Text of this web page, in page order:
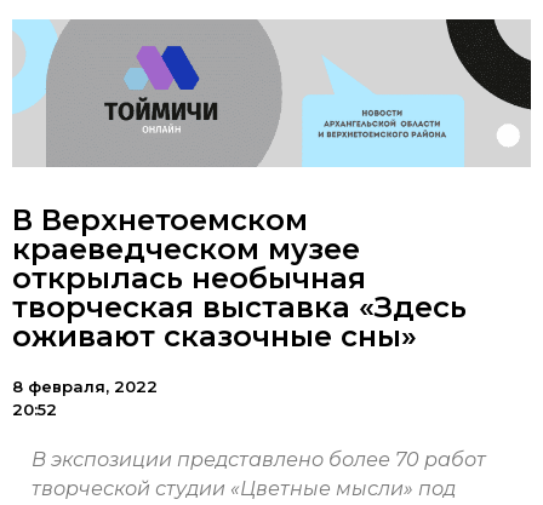
В Верхнетоемском
краеведческом музее
открылась необычная
творческая выставка «Здесь
оживают сказочные сны»
8 февраля, 2022
20:52
В экспозиции представлено более 70 работ
творческой студии «Цветные мысли» под